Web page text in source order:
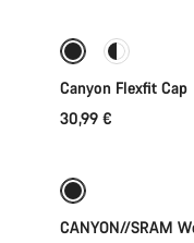
Canyon Flexfit Cap
30,99 €
CANYON//SRAM